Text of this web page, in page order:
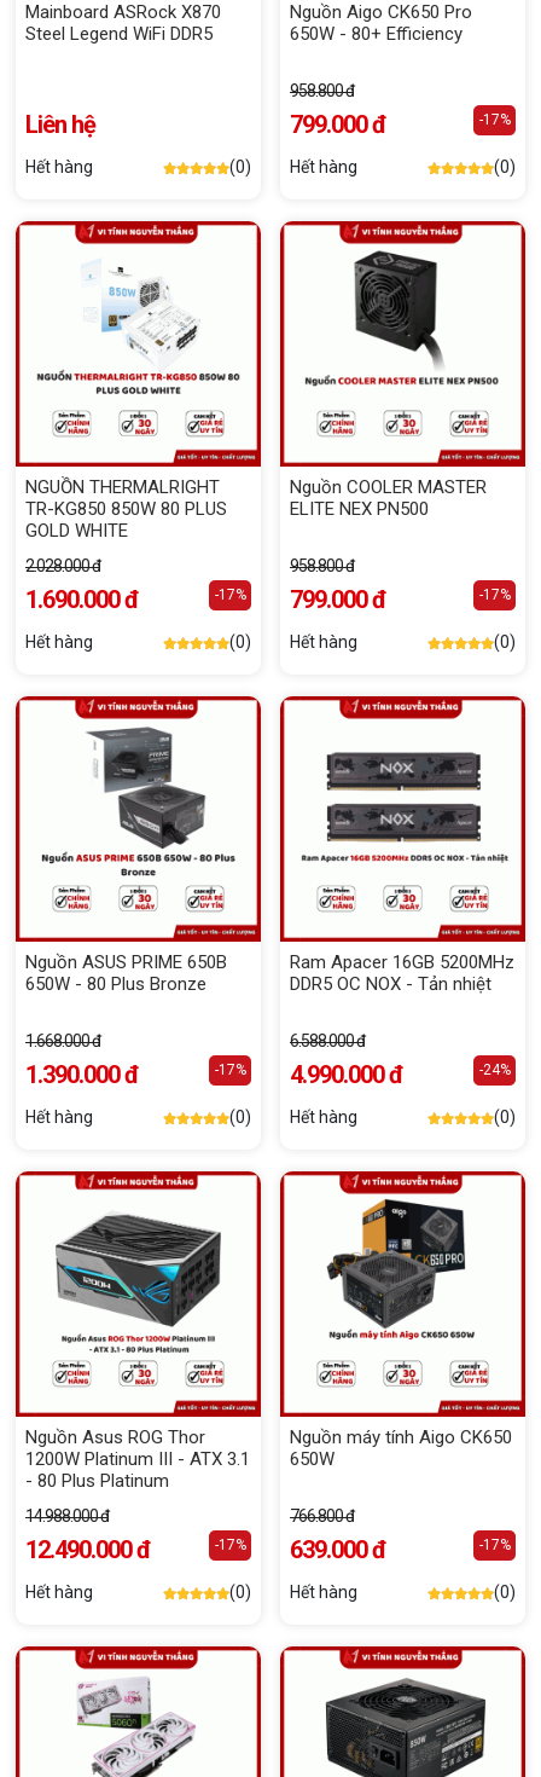
Mainboard ASRock X870
Steel Legend WiFi DDR5
Liên hệ
Hết hàng (0)
Nguồn Aigo CK650 Pro
650W - 80+ Efficiency
958.800 đ
799.000 đ -17%
Hết hàng (0)
NGUỒN THERMALRIGHT
TR-KG850 850W 80 PLUS
GOLD WHITE
2.028.000 đ
1.690.000 đ -17%
Hết hàng (0)
Nguồn COOLER MASTER
ELITE NEX PN500
958.800 đ
799.000 đ -17%
Hết hàng (0)
Nguồn ASUS PRIME 650B
650W - 80 Plus Bronze
1.668.000 đ
1.390.000 đ -17%
Hết hàng (0)
Ram Apacer 16GB 5200MHz
DDR5 OC NOX - Tản nhiệt
6.588.000 đ
4.990.000 đ -24%
Hết hàng (0)
Nguồn Asus ROG Thor
1200W Platinum III - ATX 3.1
- 80 Plus Platinum
14.988.000 đ
12.490.000 đ -17%
Hết hàng (0)
Nguồn máy tính Aigo CK650
650W
766.800 đ
639.000 đ -17%
Hết hàng (0)